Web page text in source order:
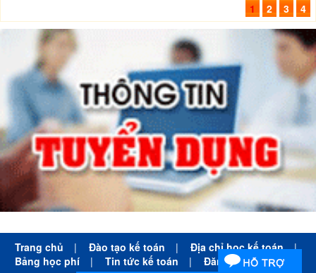
1 2 3 4
Trang chủ | Đào tạo kế toán | Địa chỉ học kế toán
|
Bảng học phí
| Tin tức kế toán | Đăng ký học